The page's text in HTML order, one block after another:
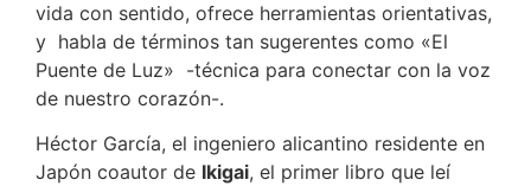
vida con sentido, ofrece herramientas orientativas,
y habla de términos tan sugerentes como «El
Puente de Luz» -técnica para conectar con la voz
de nuestro corazón-.
Héctor García, el ingeniero alicantino residente en
Japón coautor de Ikigai, el primer libro que leí